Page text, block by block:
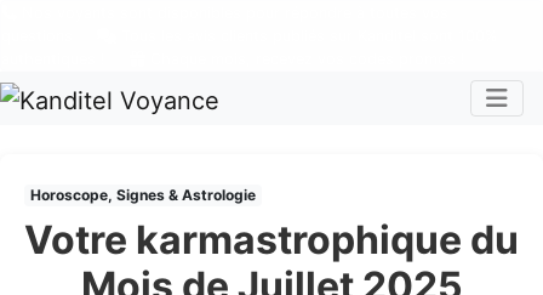
Horoscope, Signes & Astrologie
Votre karmastrophique du